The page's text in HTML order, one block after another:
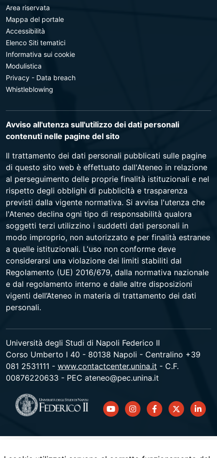
Area riservata
Mappa del portale
Accessibilità
Elenco Siti tematici
Informativa sui cookie
Modulistica
Privacy - Data breach
Whistleblowing
Avviso all'utenza sull'utilizzo dei dati personali
contenuti nelle pagine del sito
Il trattamento dei dati personali pubblicati sulle pagine
di questo sito web è effettuato dall'Ateneo in relazione
al perseguimento delle proprie finalità istituzionali e nel
rispetto degli obblighi di pubblicità e trasparenza
previsti dalla vigente normativa. Si avvisa l'utenza che
l'Ateneo declina ogni tipo di responsabilità qualora
soggetti terzi utilizzino i suddetti dati personali in
modo improprio, non autorizzato e per finalità estranee
a quelle istituzionali. L'uso non conforme deve
considerarsi una violazione dei limiti stabiliti dal
Regolamento (UE) 2016/679, dalla normativa nazionale
e dal regolamento interno e dalle altre disposizioni
vigenti dell’Ateneo in materia di trattamento dei dati
personali.
Università degli Studi di Napoli Federico II
Corso Umberto I 40 - 80138 Napoli - Centralino +39
081 2531111 - www.contactcenter.unina.it - C.F.
00876220633 - PEC ateneo@pec.unina.it
youtubeinstagramfacebooktwitter